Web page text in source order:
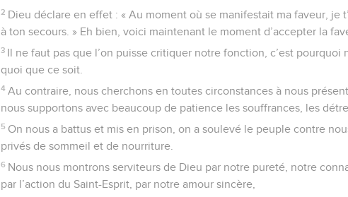
2 Dieu déclare en effet : « Au moment où se manifestait ma faveur, je
à ton secours. » Eh bien, voici maintenant le moment d’accepter la
3 Il ne faut pas que l’on puisse critiquer notre fonction, c’est pourquoi
quoi que ce soit.
4 Au contraire, nous cherchons en toutes circonstances à nous
nous supportons avec beaucoup de patience les souffrances, les
5 On nous a battus et mis en prison, on a soulevé le peuple contre
privés de sommeil et de nourriture.
6 Nous nous montrons serviteurs de Dieu par notre pureté, notre
par l’action du Saint-Esprit, par notre amour sincère,